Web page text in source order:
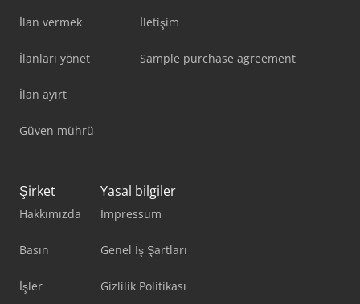
İlan vermek
İlanları yönet
İlan ayırt
Güven mührü
İletişim
Sample purchase agreement
Şirket
Hakkımızda
Basın
İşler
Yasal bilgiler
İmpressum
Genel İş Şartları
Gizlilik Politikası